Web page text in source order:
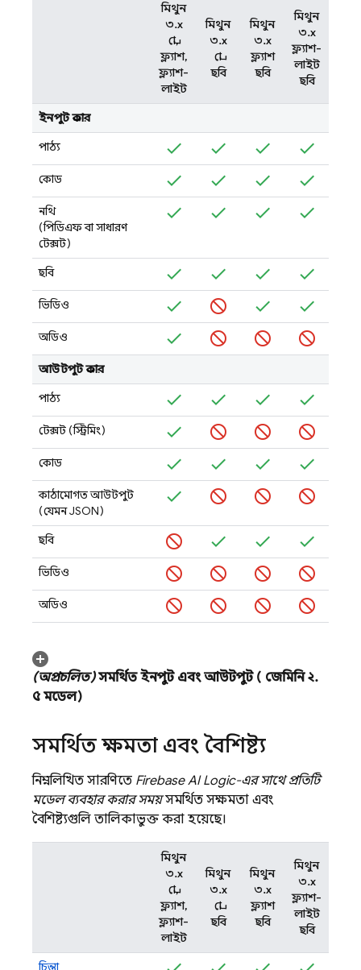
মিথুন
৩.x
প্রো,
ফ্ল্যাশ,
ফ্ল্যাশ-
লাইট
মিথুন
৩.x
প্রো
ছবি
মিথুন
৩.x
ফ্ল্যাশ
ছবি
মিথুন
৩.x
ফ্ল্যাশ-
লাইট
ছবি
ইনপুট প্রকার
পাঠ্য
কোড
নথি
(পিডিএফ বা সাধারণ
টেক্সট)
ছবি
ভিডিও
অডিও
আউটপুট প্রকার
পাঠ্য
টেক্সট (স্ট্রিমিং)
কোড
কাঠামোগত আউটপুট
(যেমন JSON)
ছবি
ভিডিও
অডিও
(অপ্রচলিত)সমর্থিত ইনপুট এবং আউটপুট ( জেমিনি ২.
৫ মডেল)
সমর্থিত ক্ষমতা এবং বৈশিষ্ট্য
নিম্নলিখিত সারণিতে Firebase AI Logic-এরসাথে প্রতিটি
মডেল ব্যবহার করার সময়সমর্থিত সক্ষমতা এবং
বৈশিষ্ট্যগুলি তালিকাভুক্ত করা হয়েছে।
মিথুন
৩.x
প্রো,
ফ্ল্যাশ,
ফ্ল্যাশ-
লাইট
মিথুন
৩.x
প্রো
ছবি
মিথুন
৩.x
ফ্ল্যাশ
ছবি
মিথুন
৩.x
ফ্ল্যাশ-
লাইট
ছবি
চিন্তা